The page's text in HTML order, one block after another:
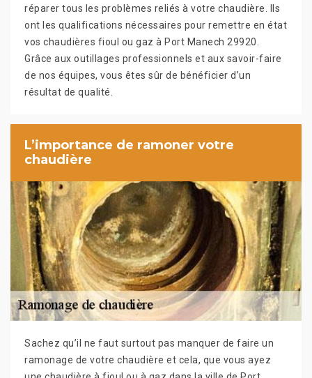
réparer tous les problèmes reliés à votre chaudière. Ils
ont les qualifications nécessaires pour remettre en état
vos chaudières fioul ou gaz à Port Manech 29920.
Grâce aux outillages professionnels et aux savoir-faire
de nos équipes, vous êtes sûr de bénéficier d’un
résultat de qualité.
L’importance de ramoner votre
chaudière
Sachez qu’il ne faut surtout pas manquer de faire un
ramonage de votre chaudière et cela, que vous ayez